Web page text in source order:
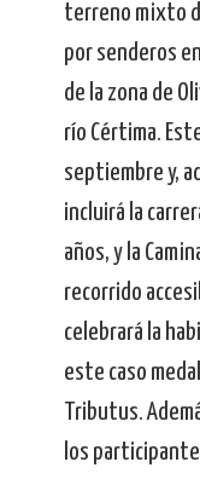
terreno mixto
por senderos
de la zona de
río Cértima.
septiembre y,
incluirá la
años, y la
recorrido
celebrará la
este caso
Tributus.
los